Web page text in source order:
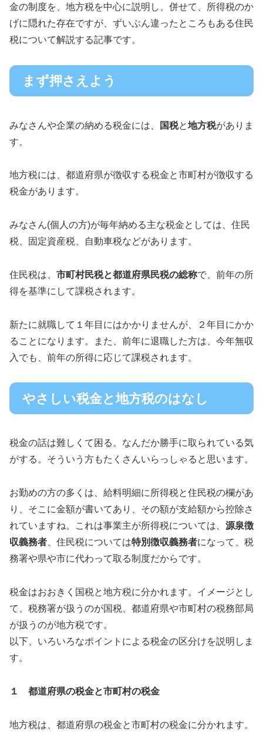
金の制度を、地方税を中心に説明し、併せて、所得税のか
げに隠れた存在ですが、ずいぶん違ったところもある住民
税について解説する記事です。
まず押さえよう
みなさんや企業の納める税金には、 国税と地方税がありま
す。
地方税には、都道府県が徴収する税金と市町村が徴収する
税金があります。
みなさん(個人の方)が毎年納める主な税金としては、住民
税、固定資産税、自動車税などがあります。
住民税は、 市町村民税と都道府県民税の総称で、前年の所
得を基準にして課税されます。
新たに就職して１年目にはかかりませんが、２年目にかか
ることになります。また、前年に退職した方は、今年無収
入でも、前年の所得に応じて課税されます。
やさしい税金と地方税のはなし
税金の話は難しくて困る。なんだか勝手に取られている気
がする。そういう方もたくさんいらっしゃると思います。
お勤めの方の多くは、給料明細に所得税と住民税の欄があ
り、そこに金額が書いてあり、その額が支給額から控除さ
れていますね。これは事業主が所得税については、 源泉徴
収義務者 、住民税については特別徴収義務者になって、税
務署や県や市に代わって取る制度だからです。
税金はおおきく国税と地方税に分かれます。イメージとし
て、税務署が扱うのが国税、都道府県や市町村の税務部局
が扱うのが地方税です。
以下、いろいろなポイントによる税金の区分けを説明しま
す。
１ 都道府県の税金と市町村の税金
地方税は、都道府県の税金と市町村の税金に分かれます。